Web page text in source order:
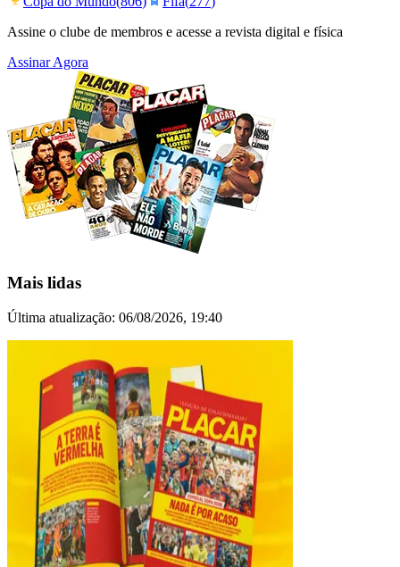
Assine o clube de membros e acesse a revista digital e física
Assinar Agora
Mais lidas
Última atualização: 06/08/2026, 19:40